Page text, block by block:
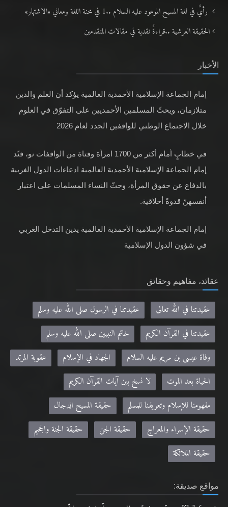
رأيٌ في لغة المسيح الموعود عليه السلام ..1 في محنة اللغة ومعاني «الاشتهار»
الحقيقة العرشية ..قراءةٌ نقدية في مقالات المتقدمين
الأخبار
إمام الجماعة الإسلامية الأحمدية العالمية يؤكد أن العلم والدين
متلازمان، ويحثّ المسلمين الأحمديين على التفوّق في العلوم
خلال الاجتماع الوطني للواقفين الجدد لعام 2026
في خطابٍ أمام أكثر من 1700 امرأة وفتاة من الواقفات نو، فنّد
إمام الجماعة الإسلامية الأحمدية العالمية ادعاءات الدول الغربية
بالدفاع عن حقوق المرأة، وحثّ النساء المسلمات على اعتبار
أنفسهنّ قدوةً أخلاقية.
إمام الجماعة الإسلامية الأحمدية العالمية يدين التدخل الغربي
في شؤون الدول الإسلامية
عقائد، مفاهيم وحقائق
عقيدتنا في الله تعالى
عقيدتنا في الرسول صلى الله عليه وسلم
عقيدتنا في القرآن الكريم
خاتم النبيين صلى الله عليه وسلم
وفاة عيسى بن مريم عليه السلام
الجهاد في الإسلام
عقوبة المرتد
الحياة بعد الموت
لا نسخ بين آيات القرآن الكريم
مفهومنا للإسلام وتعريفنا للمسلم
حقيقة المسيح الدجال
حقيقة الإسراء والمعراج
حقيقة الجن
حقيقة الجنة والجحيم
حقيقة الملائكة
مواقع صديقة: